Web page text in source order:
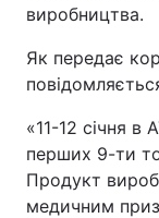
виробництва.
Як передає
«11-12 січня в
перших 9-ти
Продукт
медичним